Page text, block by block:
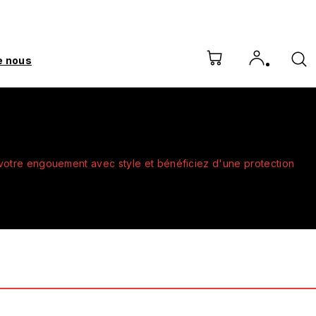
nous
engouement avec style et bénéficiez d'une protection